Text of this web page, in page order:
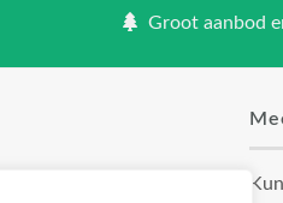
Groot aanbod